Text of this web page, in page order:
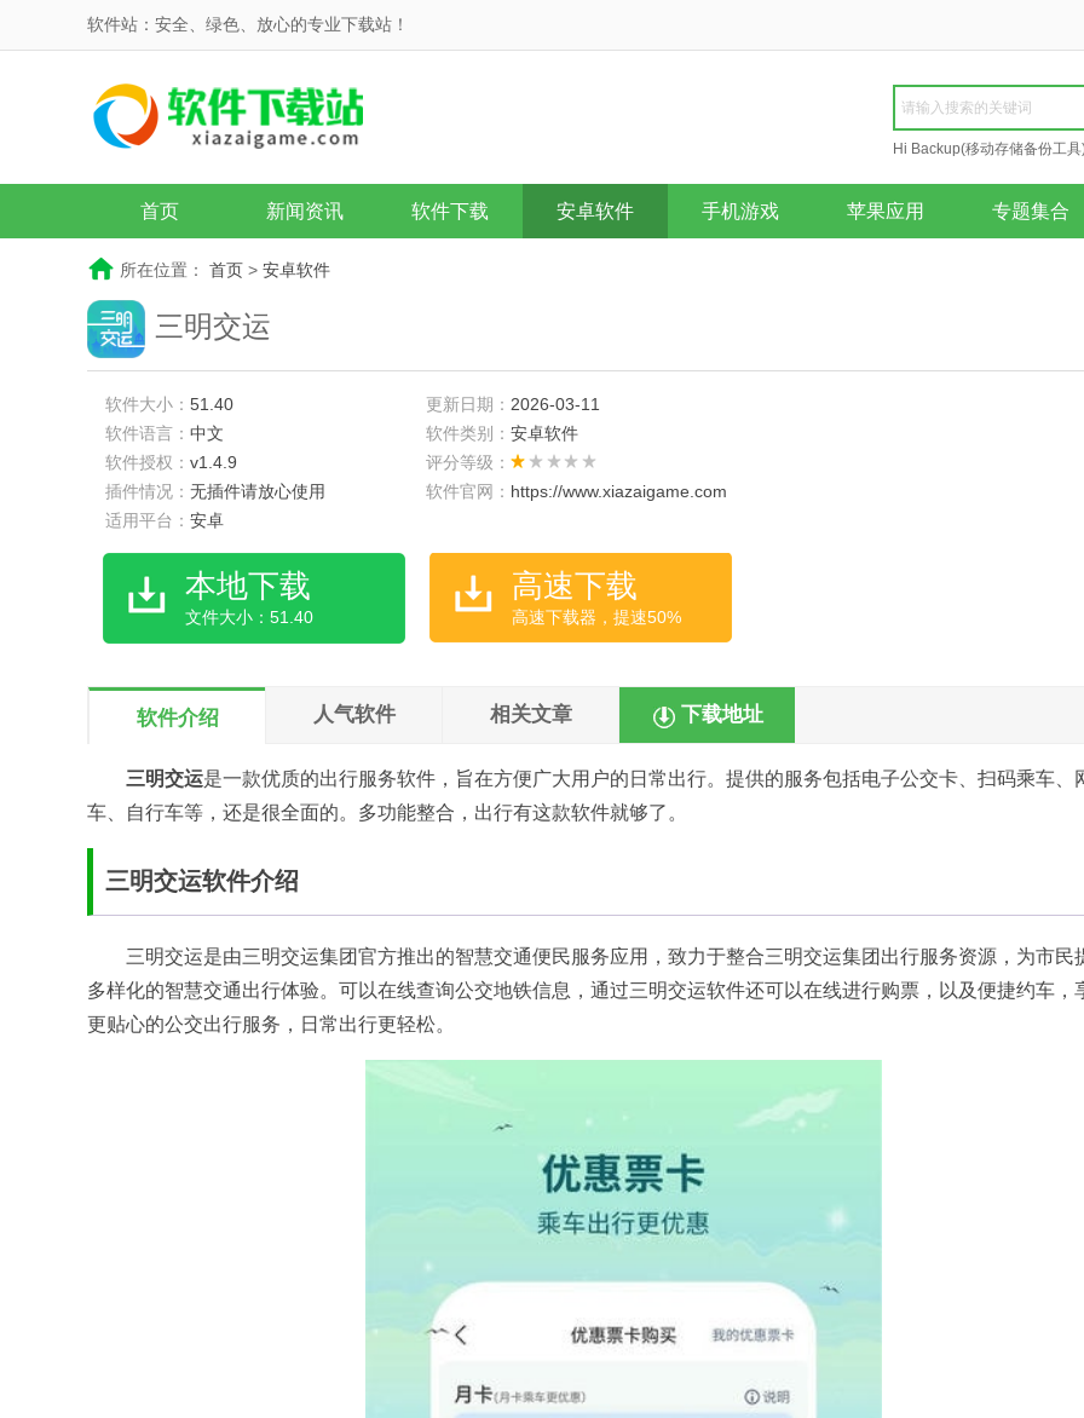
软件站：安全、绿色、放心的专业下载站！
Hi Backup(移动存储备份工具
Repair
首页 新闻资讯 软件下载 安卓软件 手机游戏 苹果应用 专题集合
所在位置： 首页 > 安卓软件
三明交运
软件大小： 51.40 更新日期： 2026-03-11
软件语言： 中文 软件类别： 安卓软件
软件授权： v1.4.9
评分等级：
插件情况： 无插件请放心使用 软件官网： https://www.xiazaigame.com
适用平台： 安卓
本地下载
文件大小：51.40
高速下载
高速下载器，提速50%
软件介绍 人气软件 相关文章 下载地址
三明交运是一款优质的出行服务软件，旨在方便广大用户的日常出行。提供的服务包括电子公交卡、扫码乘车、
车、自行车等，还是很全面的。多功能整合，出行有这款软件就够了。
三明交运软件介绍
三明交运是由三明交运集团官方推出的智慧交通便民服务应用，致力于整合三明交运集团出行服务资源，为市民
多样化的智慧交通出行体验。可以在线查询公交地铁信息，通过三明交运软件还可以在线进行购票，以及便捷约车，
更贴心的公交出行服务，日常出行更轻松。